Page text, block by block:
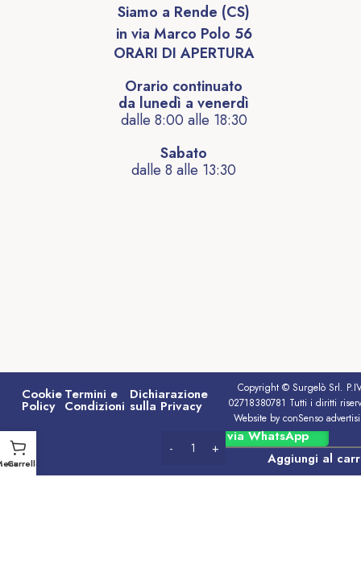
Siamo a Rende (CS)
in via Marco Polo 56
ORARI DI APERTURA
Orario continuato
da lunedì a venerdì
dalle 8:00 alle 18:30
Sabato
dalle 8 alle 13:30
Cookie
Policy
Termini e
Condizioni
Dichiarazione
sulla Privacy
Copyright © Surgelò Srl.
02718380781 Tutti i diritti
Website by conSenso
Aggiungi al
Ordina via WhatsApp
Carrello